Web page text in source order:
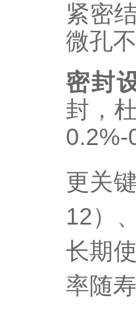
紧密
微孔
密封
封，
0.2%-
更关
12）
长期
率随